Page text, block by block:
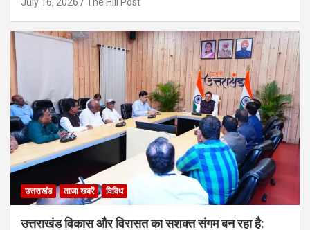
July 16, 2026 The Hill Post
उत्तराखंड ताजा खबरें विविध
उत्तराखंड विकास और विरासत का सशक्त संगम बन रहा है: